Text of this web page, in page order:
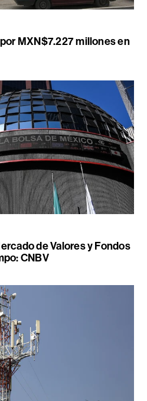
MXN$7.227 millones en
de Valores y Fondos
CNBV